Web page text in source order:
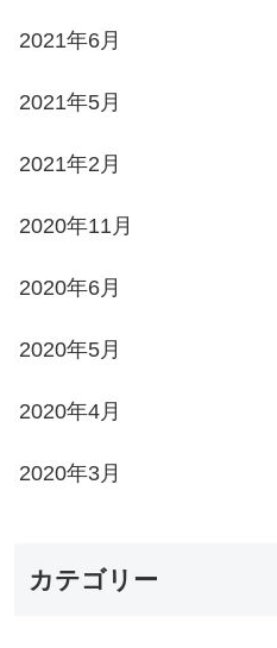
2021年6月
2021年5月
2021年2月
2020年11月
2020年6月
2020年5月
2020年4月
2020年3月
カテゴリー